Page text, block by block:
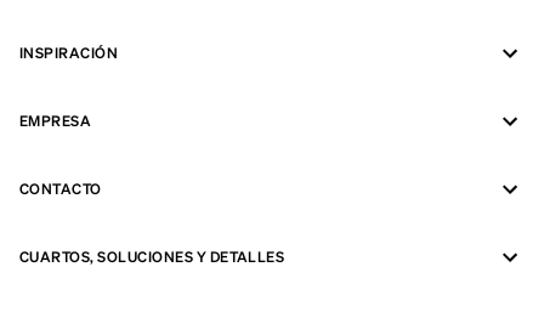
INSPIRACIÓN
EMPRESA
CONTACTO
CUARTOS, SOLUCIONES Y DETALLES